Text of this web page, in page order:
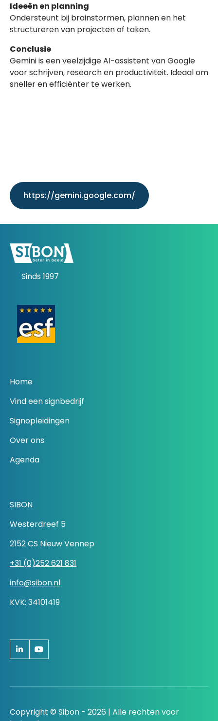
Ideeën en planning
Ondersteunt bij brainstormen, plannen en het
structureren van projecten of taken.
Conclusie
Gemini is een veelzijdige AI-assistent van Google
voor schrijven, research en productiviteit. Ideaal om
sneller en efficiënter te werken.
https://gemini.google.com/
Sinds 1997
Home
Vind een signbedrijf
Signopleidingen
Over ons
Agenda
SIBON
Westerdreef 5
2152 CS Nieuw Vennep
+31 (0)252 621 831
info@sibon.nl
KVK: 34101419
Copyright © Sibon - 2026 | Alle rechten voor